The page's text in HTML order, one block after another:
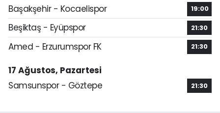
Başakşehir - Kocaelispor
19:00
Beşiktaş - Eyüpspor 21:30
Amed - Erzurumspor FK 21:30
17 Ağustos, Pazartesi
Samsunspor - Göztepe
21:30